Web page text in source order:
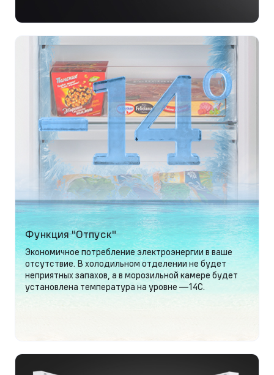
Функция "Отпуск"
Экономичное потребление электроэнергии в ваше
отсутствие. В холодильном отделении не будет
неприятных запахов, а в морозильной камере будет
установлена температура на уровне —14С.